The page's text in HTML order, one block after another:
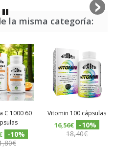
la misma categoría:
C 1000 60
-10%
Vitomin 100 cápsulas
16,56€
-10%
18,40€